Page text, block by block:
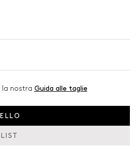
la nostra Guida alle taglie